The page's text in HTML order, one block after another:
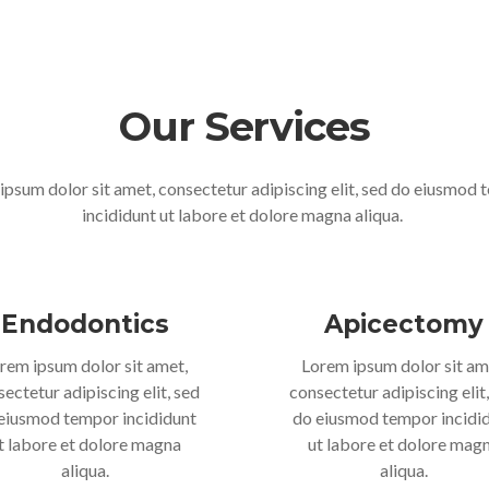
Our Services
dolor sit amet, consectetur adipiscing elit, sed do eiusmod
incididunt ut labore et dolore magna aliqua.
Endodontics
ipsum dolor sit amet,
adipiscing elit, sed
tempor incididunt
labore et dolore magna
aliqua.
Apicectomy
Lorem ipsum dolor sit
consectetur adipiscing
do eiusmod tempor
ut labore et dolore
aliqua.